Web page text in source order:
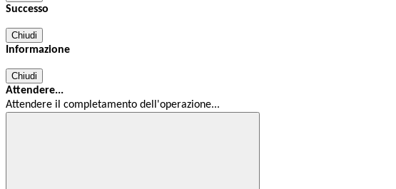
Successo
Chiudi
Informazione
Chiudi
Attendere...
Attendere il completamento dell'operazione...